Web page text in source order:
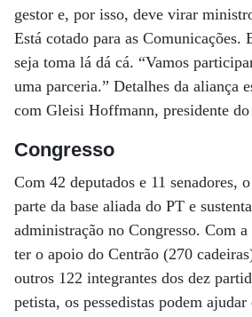
gestor e, por isso, deve virar
Está cotado para as Comunicações.
seja toma lá dá cá. “Vamos
uma parceria.” Detalhes da aliança
com Gleisi Hoffmann, presidente do
Congresso
Com 42 deputados e 11 senadores,
parte da base aliada do PT e
administração no Congresso. Com
ter o apoio do Centrão (270
outros 122 integrantes dos dez
petista, os pessedistas podem